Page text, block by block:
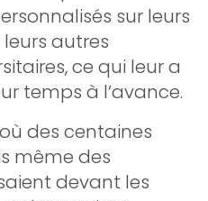
sur leurs
autres
ce qui leur a
temps à l’avance.
des centaines
même des
devant les